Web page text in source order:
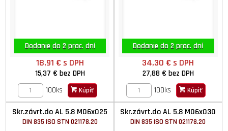
Dodanie do 2 prac. dní
18,91 € s DPH
15,37 € bez DPH
100ks
Kúpiť
Dodanie do 2 prac. dní
34,30 €s DPH
27,88 € bez DPH
100ks
Kúpiť
Skr.závrt.do AL 5.8 M06x025
DIN 835 ISO STN 021178.20
Skr.závrt.do AL 5.8 M06x030
DIN 835 ISO STN 021178.20